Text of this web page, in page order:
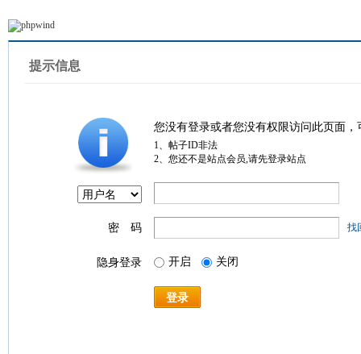
提示信息
您没有登录或者您没有权限访问此页面
1、帖子ID非法
2、您还不是站点会员,请先登录站点
密 码 找
隐身登录 开启 关闭
登录